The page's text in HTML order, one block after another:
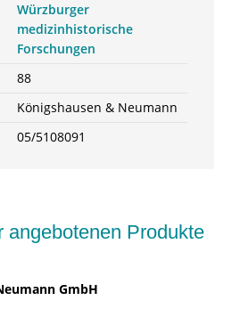
Würzburger
medizinhistorische
Forschungen
88
Königshausen & Neumann
05/5108091
angebotenen Produkte
GmbH